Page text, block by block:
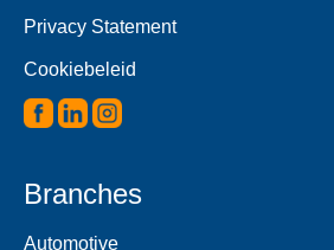
Privacy Statement
Cookiebeleid
Branches
Automotive